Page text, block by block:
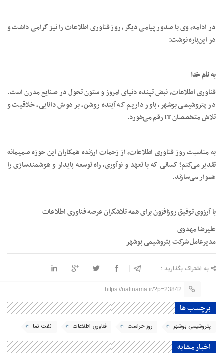
در ادامه، وی با صدور پیامی دیگر، روز فناوری اطلاعات را نیز گرامی داشت و
در این‌باره نوشت:
به نام خدا
فناوری اطلاعات، نبض تپنده دنیای امروز و ستون تحول در صنایع مدرن است.
در پتروشیمی بوشهر، باور داریم که آینده‌ روشن، بر دوش دانایی، خلاقیت و
تلاش متخصصان IT رقم می‌خورد.
به مناسبت روز فناوری اطلاعات، از زحمات ارزنده همکاران این حوزه صمیمانه
تقدیر می‌کنم؛ کسانی که با تعهد و نوآوری، راه توسعه پایدار و هوشمندسازی را
هموار می‌سازند.
با آرزوی توفیق روزافزون برای همه تلاشگران عرصه فناوری اطلاعات
علیرضا مهدوی
مدیرعامل شرکت پتروشیمی بوشهر
به اشتراک بگذارید :
https://naftnama.ir/?p=23842
برچسب ها
پتروشیمی بوشهر روز حراست فناوری اطلاعات نفت نما
اخبار مشابه